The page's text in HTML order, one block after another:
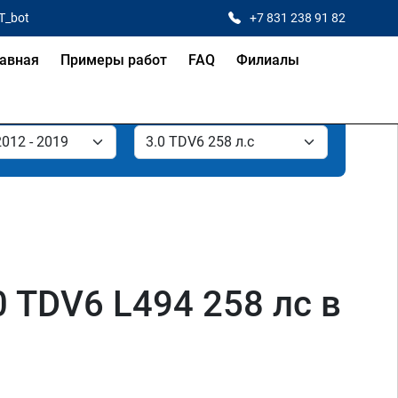
+7 831 238 91 82
Примеры работ FAQ Филиалы
L494 258 лс в